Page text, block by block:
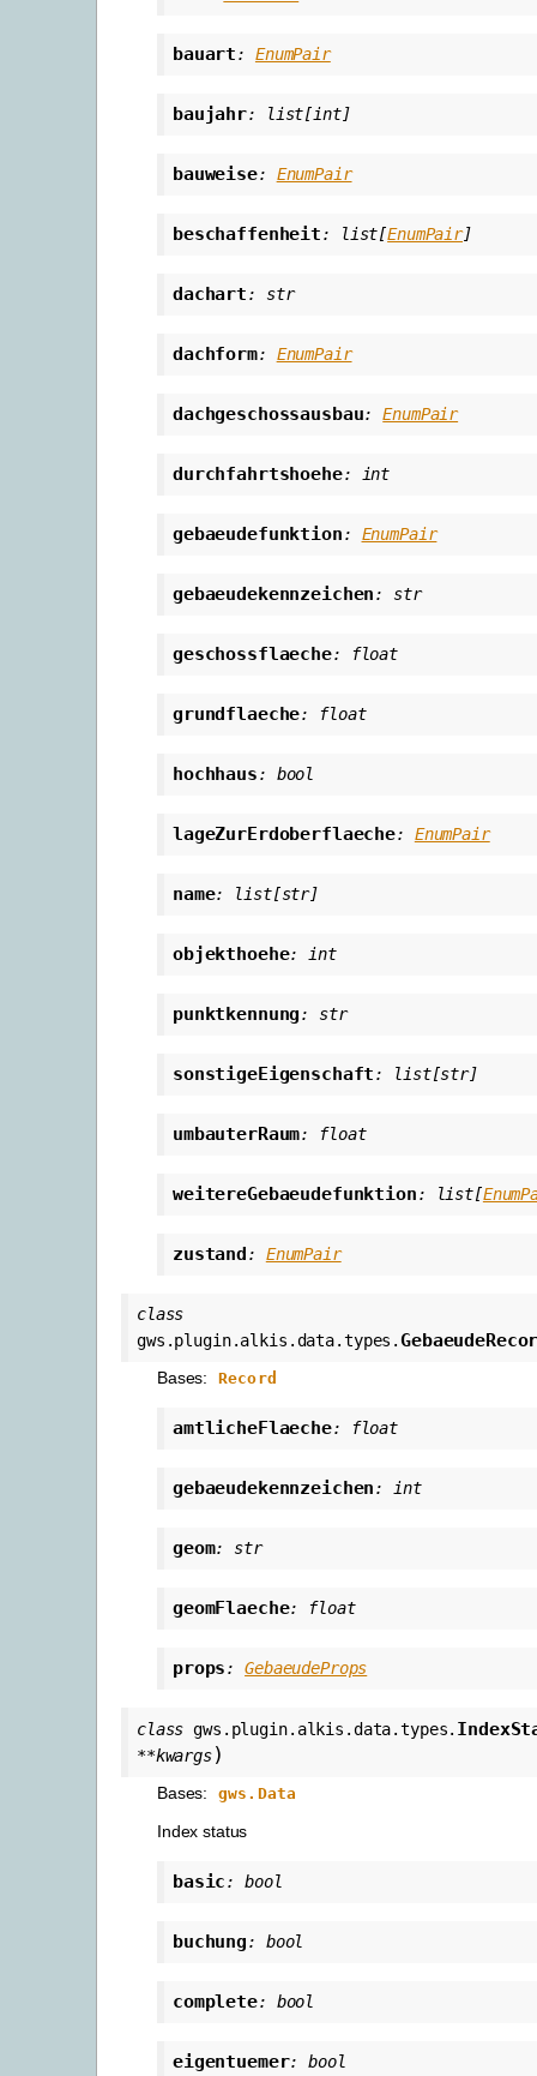
bauart: EnumPair
baujahr: list[int]
bauweise: EnumPair
beschaffenheit: list[EnumPair]
dachart: str
dachform: EnumPair
dachgeschossausbau: EnumPair
durchfahrtshoehe: int
gebaeudefunktion: EnumPair
gebaeudekennzeichen: str
geschossflaeche: float
grundflaeche: float
hochhaus: bool
lageZurErdoberflaeche: EnumPair
name: list[str]
objekthoehe: int
punktkennung: str
sonstigeEigenschaft: list[str]
umbauterRaum: float
weitereGebaeudefunktion: list[
zustand: EnumPair
class
gws.plugin.alkis.data.types.
Bases: Record
amtlicheFlaeche: float
gebaeudekennzeichen: int
geom: str
geomFlaeche: float
props: GebaeudeProps
class gws.plugin.alkis.data.types.
**kwargs)
Bases: gws.Data
Index status
basic: bool
buchung: bool
complete: bool
eigentuemer: bool